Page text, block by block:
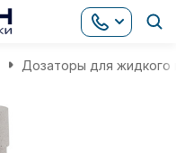
Дозаторы для жидкого